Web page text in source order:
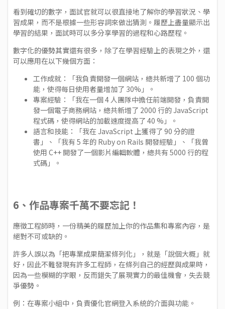
看到確切的數字，面試官就可以很直接地了解你的學習狀況、學
習成果，而不是根據一些形容詞來做出猜測。履歷上盡量顯示出
學習的結果，面試時可以多分享學習的過程和心路歷程。
數字化的優勢其實還有很多，除了在學習經驗上的表現之外，還
可以應用在以下幾個方面：
工作成就：「我負責開發一個網站，總共新增了 100 個功
能，使得每日使用者量增加了 30%」。
專案經驗：「我在一個 4 人團隊中擔任前端開發，負責開
發一個電子商務網站，總共新增了 2000 行的 JavaScript
程式碼，使得網站的加載速度提高了 40 %」。
語言和技能：「我在 JavaScript 上獲得了 90 分的證
書」、「我有 5 年的 Ruby on Rails 開發經驗」、「我曾
使用 C++ 開發了一個影片編輯軟體，總共有 5000 行的程
式碼」。
6、作品專案千萬不要忘記！
應徵工程師時，一份精美的履歷加上你的作品集和專案內容，是
絕對不可或缺的。
許多人誤以為「把專業成果簡潔條列化」，就是「說個大概」就
好，因此不難發現有許多工程師，在條列自己的經歷與成果時，
因為一些模糊的字眼，反而錯失了展現實力的最佳機會，失去競
爭優勢。
例：在專案小組中，負責優化官網登入系統的介面與功能。